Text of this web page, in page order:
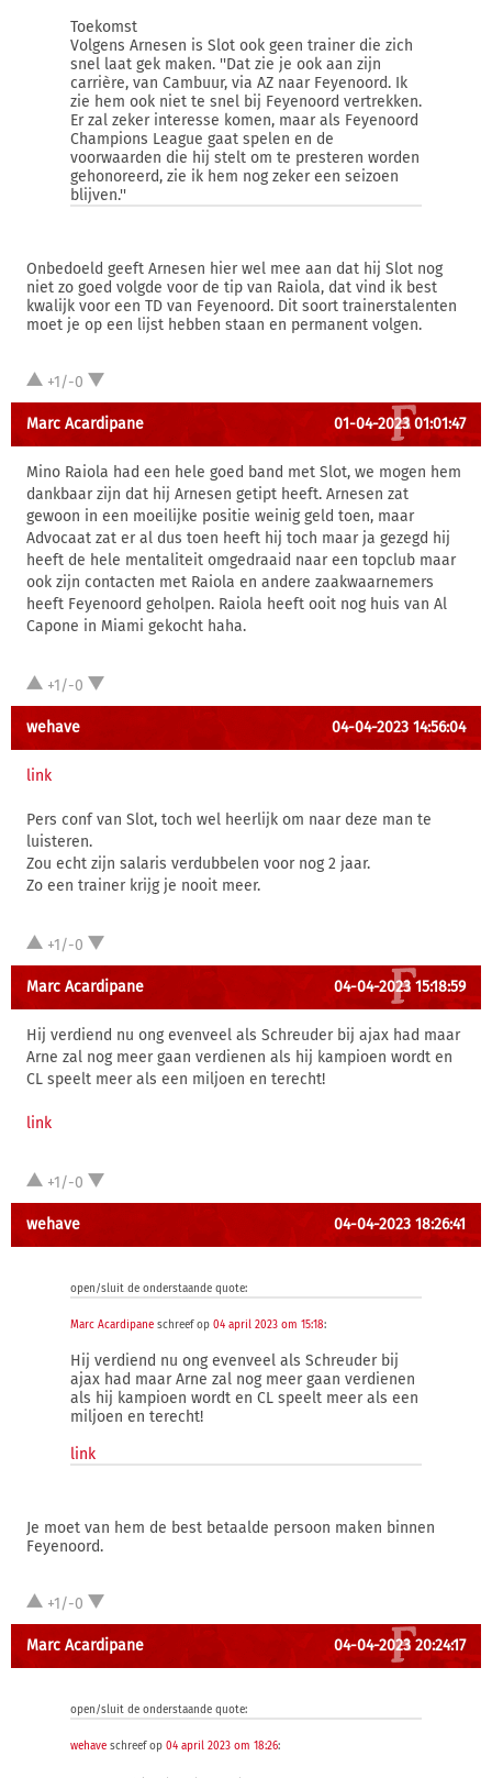
Toekomst
Volgens Arnesen is Slot ook geen trainer die zich
snel laat gek maken. ''Dat zie je ook aan zijn
carrière, van Cambuur, via AZ naar Feyenoord. Ik
zie hem ook niet te snel bij Feyenoord vertrekken.
Er zal zeker interesse komen, maar als Feyenoord
Champions League gaat spelen en de
voorwaarden die hij stelt om te presteren worden
gehonoreerd, zie ik hem nog zeker een seizoen
blijven.''
Onbedoeld geeft Arnesen hier wel mee aan dat hij Slot nog
niet zo goed volgde voor de tip van Raiola, dat vind ik best
kwalijk voor een TD van Feyenoord. Dit soort trainerstalenten
moet je op een lijst hebben staan en permanent volgen.
+1/-0
Marc Acardipane 01-04-2023 01:01:47
Mino Raiola had een hele goed band met Slot, we mogen hem
dankbaar zijn dat hij Arnesen getipt heeft. Arnesen zat
gewoon in een moeilijke positie weinig geld toen, maar
Advocaat zat er al dus toen heeft hij toch maar ja gezegd hij
heeft de hele mentaliteit omgedraaid naar een topclub maar
ook zijn contacten met Raiola en andere zaakwaarnemers
heeft Feyenoord geholpen. Raiola heeft ooit nog huis van Al
Capone in Miami gekocht haha.
+1/-0
wehave 04-04-2023 14:56:04
link
Pers conf van Slot, toch wel heerlijk om naar deze man te
luisteren.
Zou echt zijn salaris verdubbelen voor nog 2 jaar.
Zo een trainer krijg je nooit meer.
+1/-0
Marc Acardipane 04-04-2023 15:18:59
Hij verdiend nu ong evenveel als Schreuder bij ajax had maar
Arne zal nog meer gaan verdienen als hij kampioen wordt en
CL speelt meer als een miljoen en terecht!
link
+1/-0
wehave 04-04-2023 18:26:41
open/sluit de onderstaande quote:
Marc Acardipane schreef op 04 april 2023 om 15:18:
Hij verdiend nu ong evenveel als Schreuder bij
ajax had maar Arne zal nog meer gaan verdienen
als hij kampioen wordt en CL speelt meer als een
miljoen en terecht!
link
Je moet van hem de best betaalde persoon maken binnen
Feyenoord.
+1/-0
Marc Acardipane 04-04-2023 20:24:17
open/sluit de onderstaande quote:
wehave schreef op 04 april 2023 om 18:26: